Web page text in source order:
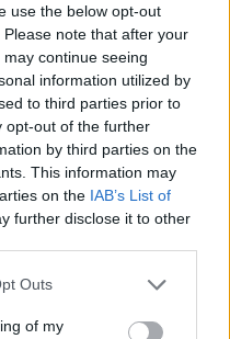
use the below opt-out
note that after your
continue seeing
information utilized by
to third parties prior to
opt-out of the further
by third parties on the
This information may
on the IAB’s List of
further disclose it to other
one or more Google
You may click to
Outs
of my
τώρα, είναι
σε αυτό το
θα γίνει εάν θα
της ευθύνης, καθώς
για
από την
δορυφόρο της
να λάβει την
τα μέλη των
κατάφεραν